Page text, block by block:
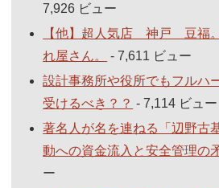
7,926 ビュー
【他】超人気店 神戸 豆福
れ屋さん。
- 7,611 ビュー
設計事務所や役所でもフルハ
受けるべき？？ - 7,114 ビュー
著名人が名を連ねる「辺野古
動への資金流入と安全管理の
ー